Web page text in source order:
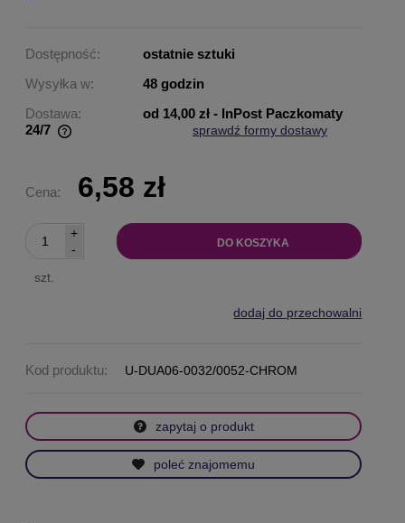
Dostępność:
ostatnie sztuki
Wysyłka w:
48 godzin
Dostawa:
od 14,00 zł - InPost Paczkomaty
24/7
sprawdź formy dostawy
Cena: 6,58 zł
-
+
szt.
DO KOSZYKA
dodaj do przechowalni
Kod produktu: U-DUA06-0032/0052-CHROM
zapytaj o produkt
poleć znajomemu